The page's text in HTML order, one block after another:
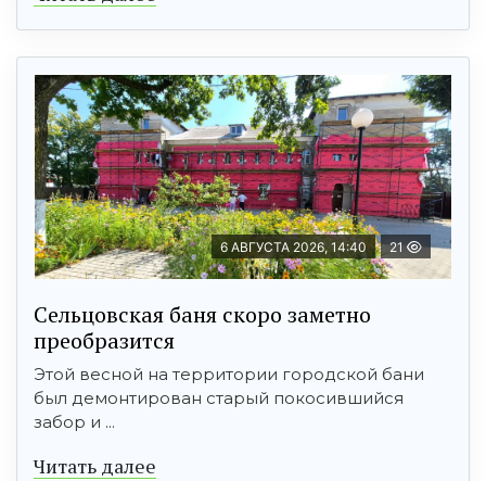
6 АВГУСТА 2026, 14:40 21
Сельцовская баня скоро заметно
преобразится
Этой весной на территории городской бани
был демонтирован старый покосившийся
забор и ...
Читать далее